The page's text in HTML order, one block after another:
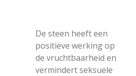
De steen heeft een
positieve werking op
de vruchtbaarheid en
vermindert seksuele